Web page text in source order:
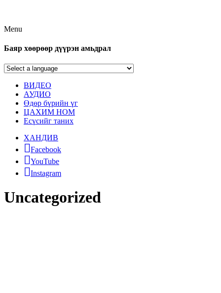
Menu
Баяр хөөрөөр дүүрэн амьдрал
ВИДЕО
АУДИО
Өдөр бүрийн үг
ЦАХИМ НОМ
Есүсийг таних
ХАНДИВ
Facebook
YouTube
Instagram
Uncategorized